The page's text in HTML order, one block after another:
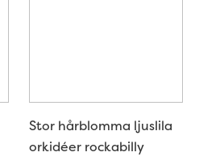
Stor hårblomma ljuslila
orkidéer rockabilly